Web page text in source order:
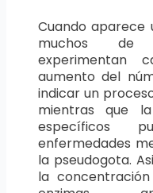
Cuando aparece
muchos de
experimentan
aumento del
indicar un
mientras que
específicos
enfermedades
la pseudogota.
la